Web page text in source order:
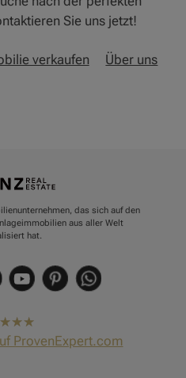
Sie uns jetzt!
verkaufen Über uns
das sich auf den
aus aller Welt
hat.
5
ProvenExpert.com